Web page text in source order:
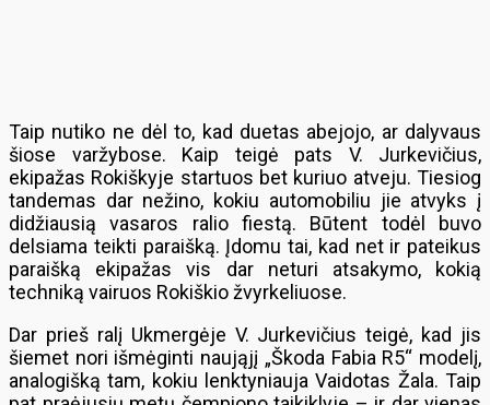
Taip nutiko ne dėl to, kad duetas abejojo, ar dalyvaus
šiose varžybose. Kaip teigė pats V. Jurkevičius,
ekipažas Rokiškyje startuos bet kuriuo atveju. Tiesiog
tandemas dar nežino, kokiu automobiliu jie atvyks į
didžiausią vasaros ralio fiestą. Būtent todėl buvo
delsiama teikti paraišką. Įdomu tai, kad net ir pateikus
paraišką ekipažas vis dar neturi atsakymo, kokią
techniką vairuos Rokiškio žvyrkeliuose.
Dar prieš ralį Ukmergėje V. Jurkevičius teigė, kad jis
šiemet nori išmėginti naująjį „Škoda Fabia R5“ modelį,
analogišką tam, kokiu lenktyniauja Vaidotas Žala. Taip